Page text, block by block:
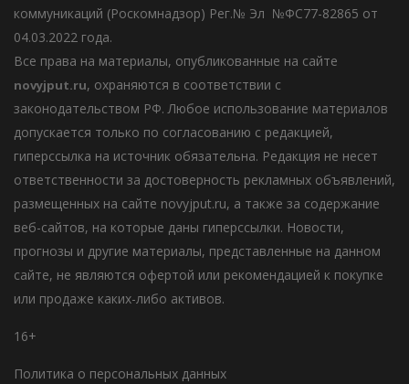
коммуникаций (Роскомнадзор) Рег.№ Эл №ФС77-82865 от
04.03.2022 года.
Все права на материалы, опубликованные на сайте
novyjput.ru, охраняются в соответствии с
законодательством РФ. Любое использование материалов
допускается только по согласованию с редакцией,
гиперссылка на источник обязательна. Редакция не несет
ответственности за достоверность рекламных объявлений,
размещенных на сайте novyjput.ru, а также за содержание
веб-сайтов, на которые даны гиперссылки. Новости,
прогнозы и другие материалы, представленные на данном
сайте, не являются офертой или рекомендацией к покупке
или продаже каких-либо активов.
16+
Политика о персональных данных